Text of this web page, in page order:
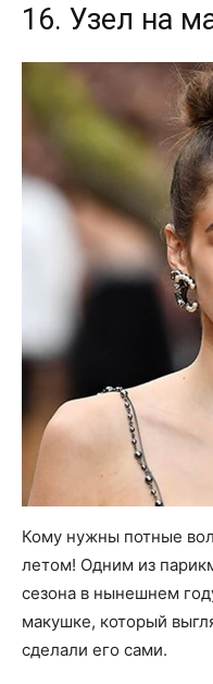
16. Узел на
Кому нужны потные
летом! Одним из
сезона в нынешнем
макушке, который
сделали его сами.